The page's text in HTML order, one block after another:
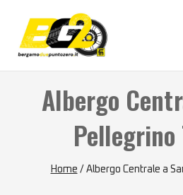
content
Albergo
Pellegrino
Home / Albergo Centrale a